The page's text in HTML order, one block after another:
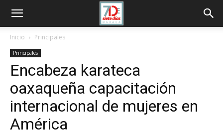
Inicio Principales
Principales
Encabeza karateca
oaxaqueña capacitación
internacional de mujeres en
América